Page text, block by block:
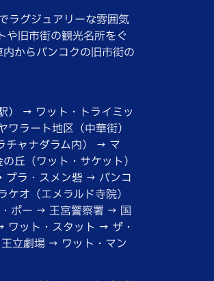
ラグジュアリーな雰囲気
旧市街の観光名所をぐ
からバンコクの旧市街の
） → ワット・トライミッ
ラート地区（中華街）
チャナダラム内） → マ
丘（ワット・サケット）
ラ・スメン砦 → バンコ
オ（エメラルド寺院）
ポー → 王宮警察署 → 国
ット・スタット → ザ・
立劇場 → ワット・マン